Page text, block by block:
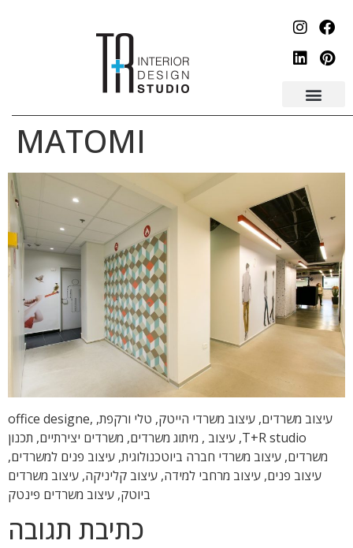
MATOMI
עיצוב משרדים, עיצוב משרדי הייטק, טלי ורקפת, office designe,
T+R studio, עיצוב , מיתוג משרדים, משרדים יצירתיים, תכנון
משרדים, עיצוב משרדי חברה ביוטכנולוגית, עיצוב פנים למשרדים,
עיצוב פנים, עיצוב מרחבי למידה, עיצוב קליניקה, עיצוב משרדים
ביוטק, עיצוב משרדים פינטק
כתיבת תגובה